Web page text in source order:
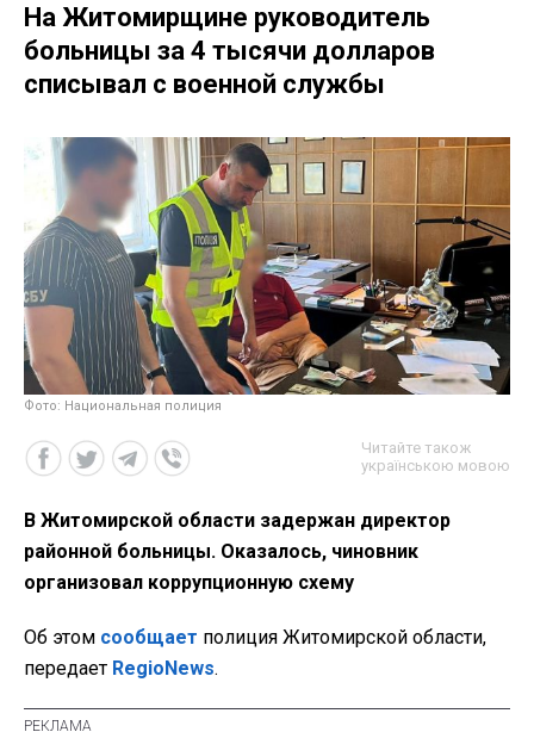
На Житомирщине руководитель
больницы за 4 тысячи долларов
списывал с военной службы
Фото: Национальная полиция
Читайте також
українською мовою
В Житомирской области задержан директор
районной больницы. Оказалось, чиновник
организовал коррупционную схему
Об этом сообщает полиция Житомирской области,
передает RegioNews.